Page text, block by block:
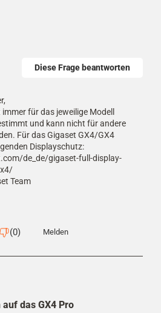
Diese Frage beantworten
für das jeweilige Modell
und kann nicht für andere
Für das Gigaset GX4/GX4
Displayschutz:
de_de/gigaset-full-display-
Team
(0) Melden
das GX4 Pro